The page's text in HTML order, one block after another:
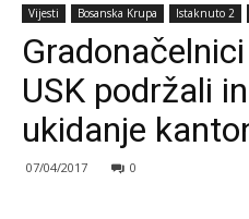
Vijesti Bosanska Krupa Istaknuto 2
USK podržali
ukidanje
07/04/2017 0